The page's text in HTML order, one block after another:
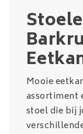
Mooie
assortiment
stoel die bij